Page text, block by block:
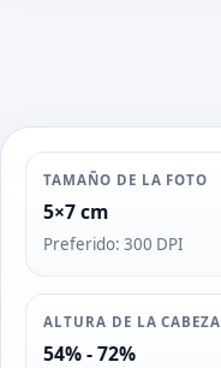
TAMAÑO DE LA FOTO
5×7 cm
Preferido: 300 DPI
ALTURA DE LA CABEZA
54% - 72%